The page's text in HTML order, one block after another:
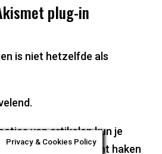
plug-in
is niet hetzelfde als
van artikelen kun je
leiden. Wellicht haken
Privacy & Cookies Policy